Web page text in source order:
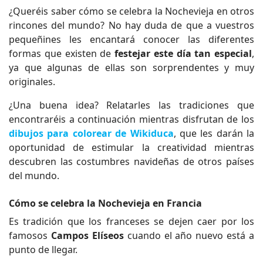
¿Queréis saber cómo se celebra la Nochevieja en otros
rincones del mundo? No hay duda de que a vuestros
pequeñines les encantará conocer las diferentes
formas que existen de festejar este día tan especial,
ya que algunas de ellas son sorprendentes y muy
originales.
¿Una buena idea? Relatarles las tradiciones que
encontraréis a continuación mientras disfrutan de los
dibujos para colorear de Wikiduca, que les darán la
oportunidad de estimular la creatividad mientras
descubren las costumbres navideñas de otros países
del mundo.
Cómo se celebra la Nochevieja en Francia
Es tradición que los franceses se dejen caer por los
famosos Campos Elíseoscuando el año nuevo está a
punto de llegar.